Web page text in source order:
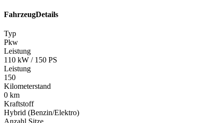
FahrzeugDetails
Typ
Pkw
Leistung
110 kW / 150 PS
Leistung
150
Kilometerstand
0 km
Kraftstoff
Hybrid (Benzin/Elektro)
Anzahl Sitze